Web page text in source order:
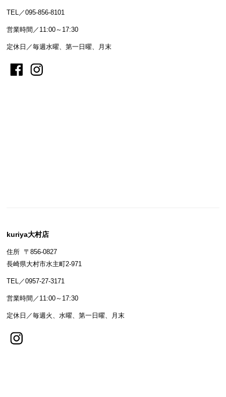
TEL／095-856-8101
営業時間／11:00～17:30
定休日／毎週水曜、第一日曜、月末
kuriya大村店
住所 〒856-0827
長崎県大村市水主町2-971
TEL／0957-27-3171
営業時間／11:00～17:30
定休日／毎週火、水曜、第一日曜、月末